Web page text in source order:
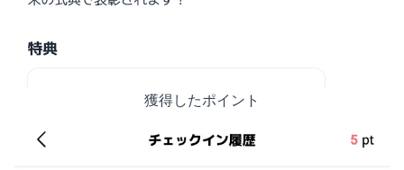
獲得したポイント